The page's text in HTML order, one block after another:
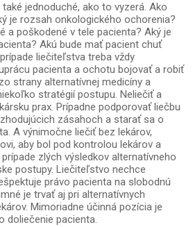
jednoduché, ako to vyzerá. Ako
je rozsah onkologického ochorenia?
a poškodené v tele pacienta? Aký je
Akú bude mať pacient chuť
liečiteľstva treba vždy
pacienta a ochotu bojovať a robiť
strany alternatívnej medicíny a
stratégií postupu. Neliečiť a
prax. Prípadne podporovať liečbu
zásahoch a starať sa o
A výnimočne liečiť bez lekárov,
aby bol pod kontrolou lekárov a
zlých výsledkov alternatívneho
postupy. Liečiteľstvo nechce
právo pacienta na slobodnú
je trvať aj pri alternatívnych
Mimoriadne účinná pozícia je
doliečenie pacienta.